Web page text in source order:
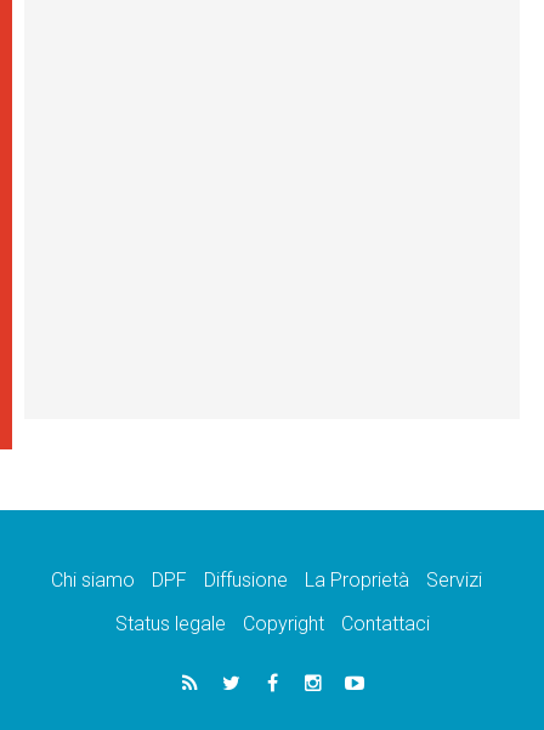
Chi siamo DPF Diffusione La Proprietà
Servizi
Status legale
Copyright Contattaci